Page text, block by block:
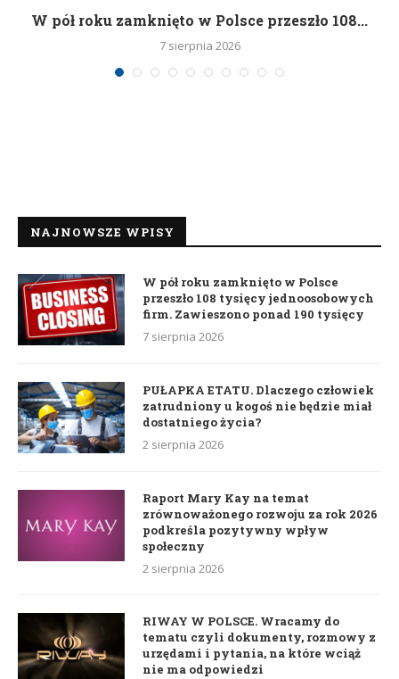
W pół roku zamknięto w Polsce przeszło 108...
7 sierpnia 2026
NAJNOWSZE WPISY
W pół roku zamknięto w Polsce
przeszło 108 tysięcy jednoosobowych
firm. Zawieszono ponad 190 tysięcy
7 sierpnia 2026
PUŁAPKA ETATU. Dlaczego człowiek
zatrudniony u kogoś nie będzie miał
dostatniego życia?
2 sierpnia 2026
Raport Mary Kay na temat
zrównoważonego rozwoju za rok 2026
podkreśla pozytywny wpływ
społeczny
2 sierpnia 2026
RIWAY W POLSCE. Wracamy do
tematu czyli dokumenty, rozmowy z
urzędami i pytania, na które wciąż
nie ma odpowiedzi